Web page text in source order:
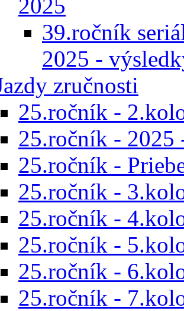
2025
39.ročník
2025 -
zručnosti
25.ročník -
25.ročník - 2025
25.ročník -
25.ročník -
25.ročník -
25.ročník -
25.ročník -
25.ročník -